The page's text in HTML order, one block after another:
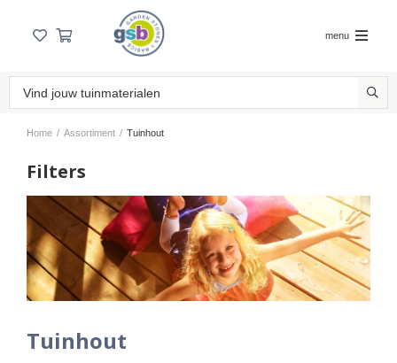
menu
Home / Assortiment / Tuinhout
Filters
Tuinhout